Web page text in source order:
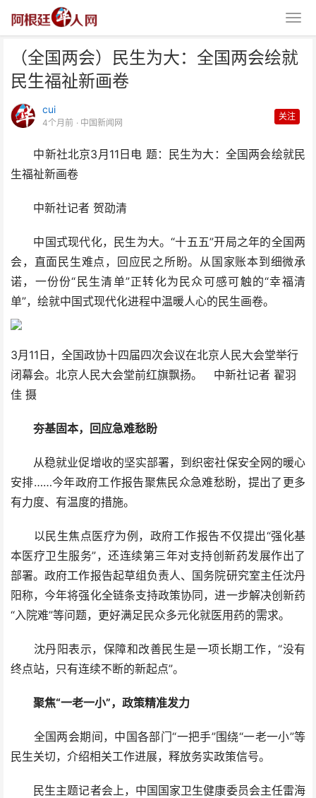
（全国两会）民生为大：全国两会绘就
民生福祉新画卷
cui
4个月前 · 中国新闻网
关注
中新社北京3月11日电 题：民生为大：全国两会绘就民
生福祉新画卷
中新社记者 贺劭清
中国式现代化，民生为大。“十五五”开局之年的全国两
会，直面民生难点，回应民之所盼。从国家账本到细微承
诺，一份份“民生清单”正转化为民众可感可触的“幸福清
单”，绘就中国式现代化进程中温暖人心的民生画卷。
3月11日，全国政协十四届四次会议在北京人民大会堂举行
闭幕会。北京人民大会堂前红旗飘扬。 中新社记者 翟羽
佳 摄
夯基固本，回应急难愁盼
从稳就业促增收的坚实部署，到织密社保安全网的暖心
安排……今年政府工作报告聚焦民众急难愁盼，提出了更多
有力度、有温度的措施。
以民生焦点医疗为例，政府工作报告不仅提出“强化基
本医疗卫生服务”，还连续第三年对支持创新药发展作出了
部署。政府工作报告起草组负责人、国务院研究室主任沈丹
阳称，今年将强化全链条支持政策协同，进一步解决创新药
“入院难”等问题，更好满足民众多元化就医用药的需求。
沈丹阳表示，保障和改善民生是一项长期工作，“没有
终点站，只有连续不断的新起点”。
聚焦“一老一小”，政策精准发力
全国两会期间，中国各部门“一把手”围绕“一老一小”等
民生关切，介绍相关工作进展，释放务实政策信号。
民生主题记者会上，中国国家卫生健康委员会主任雷海
（全国两会）民生为大：全国两会